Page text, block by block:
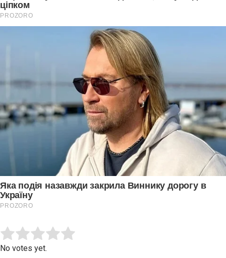
Rate this item:
No votes yet.